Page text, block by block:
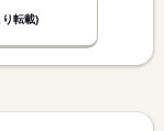
転載)